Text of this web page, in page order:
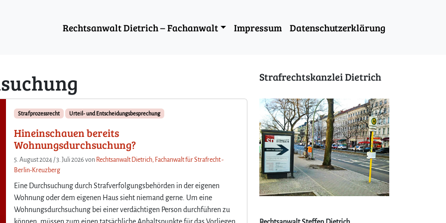
Rechtsanwalt Dietrich – Fachanwalt Impressum Datenschutzerklärung
Strafprozessrecht Urteil- und Entscheidungsbesprechung
Hineinschauen bereits
Wohnungsdurchsuchung?
5. August 2024 /3. Juli 2026 von Rechtsanwalt Dietrich, Fachanwalt für Strafrecht -
Berlin-Kreuzberg
Eine Durchsuchung durch Strafverfolgungsbehörden in der eigenen
Wohnung oder dem eigenen Haus sieht niemand gerne. Um eine
Wohnungsdurchsuchung bei einer verdächtigen Person durchführen zu
Strafrechtskanzlei Dietrich